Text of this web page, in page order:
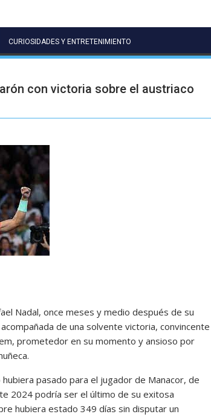
CURIOSIDADES Y ENTRETENIMIENTO
con victoria sobre el austriaco
Nadal, once meses y medio después de su
de una solvente victoria, convincente
prometedor en su momento y ansioso por
pasado para el jugador de Manacor, de
2024 podría ser el último de su exitosa
hubiera estado 349 días sin disputar un